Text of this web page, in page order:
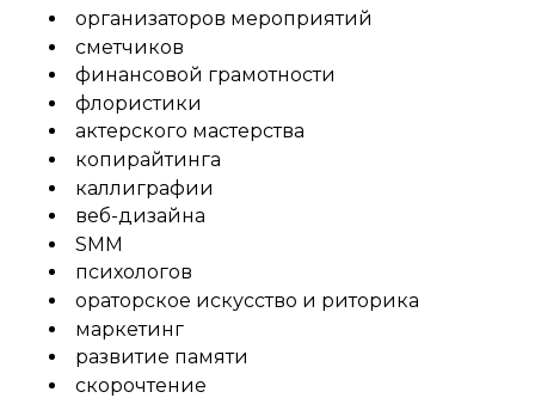
организаторов мероприятий
сметчиков
финансовой грамотности
флористики
актерского мастерства
копирайтинга
каллиграфии
веб-дизайна
SMM
психологов
ораторское искусство и риторика
маркетинг
развитие памяти
скорочтение